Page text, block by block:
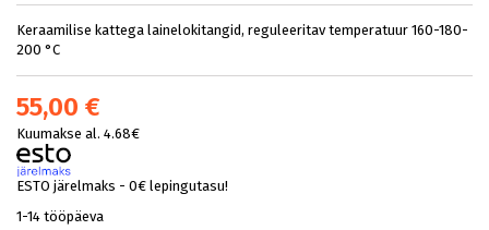
Keraamilise kattega lainelokitangid, reguleeritav temperatuur 160-180-
200 °C
55,00 €
Kuumakse al. 4.68€
ESTO järelmaks - 0€ lepingutasu!
1-14 tööpäeva